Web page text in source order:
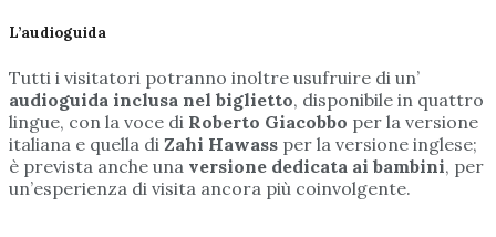
L’audioguida
Tutti i visitatori potranno inoltre usufruire di un’
audioguida inclusa nel biglietto, disponibile in quattro
lingue, con la voce di Roberto Giacobbo per la versione
italiana e quella di Zahi Hawass per la versione inglese;
è prevista anche una versione dedicata ai bambini, per
un’esperienza di visita ancora più coinvolgente.